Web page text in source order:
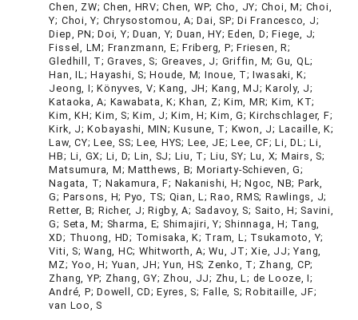
Chen, ZW; Chen, HRV; Chen, WP; Cho, JY; Choi, M; Choi,
Y; Choi, Y; Chrysostomou, A; Dai, SP; Di Francesco, J;
Diep, PN; Doi, Y; Duan, Y; Duan, HY; Eden, D; Fiege, J;
Fissel, LM; Franzmann, E; Friberg, P; Friesen, R;
Gledhill, T; Graves, S; Greaves, J; Griffin, M; Gu, QL;
Han, IL; Hayashi, S; Houde, M; Inoue, T; Iwasaki, K;
Jeong, I; Könyves, V; Kang, JH; Kang, MJ; Karoly, J;
Kataoka, A; Kawabata, K; Khan, Z; Kim, MR; Kim, KT;
Kim, KH; Kim, S; Kim, J; Kim, H; Kim, G; Kirchschlager, F;
Kirk, J; Kobayashi, MIN; Kusune, T; Kwon, J; Lacaille, K;
Law, CY; Lee, SS; Lee, HYS; Lee, JE; Lee, CF; Li, DL; Li,
HB; Li, GX; Li, D; Lin, SJ; Liu, T; Liu, SY; Lu, X; Mairs, S;
Matsumura, M; Matthews, B; Moriarty-Schieven, G;
Nagata, T; Nakamura, F; Nakanishi, H; Ngoc, NB; Park,
G; Parsons, H; Pyo, TS; Qian, L; Rao, RMS; Rawlings, J;
Retter, B; Richer, J; Rigby, A; Sadavoy, S; Saito, H; Savini,
G; Seta, M; Sharma, E; Shimajiri, Y; Shinnaga, H; Tang,
XD; Thuong, HD; Tomisaka, K; Tram, L; Tsukamoto, Y;
Viti, S; Wang, HC; Whitworth, A; Wu, JT; Xie, JJ; Yang,
MZ; Yoo, H; Yuan, JH; Yun, HS; Zenko, T; Zhang, CP;
Zhang, YP; Zhang, GY; Zhou, JJ; Zhu, L; de Looze, I;
André, P; Dowell, CD; Eyres, S; Falle, S; Robitaille, JF;
van Loo, S